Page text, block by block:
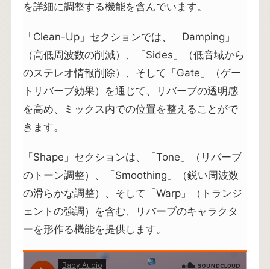
を詳細に調整する機能を含んでいます。
「Clean-Up」セクションでは、「Damping」
（高低周波数の削減）、「Sides」（低音域から
のステレオ情報削除）、そして「Gate」（ゲー
トリバーブ効果）を通じて、リバーブの透明感
を高め、ミックス内での位置を整えることがで
きます。
「Shape」セクションは、「Tone」（リバーブ
のトーン調整）、「Smoothing」（鋭い周波数
の滑らかな調整）、そして「Warp」（トランジ
ェントの強調）を含む、リバーブのキャラクタ
ーを形作る機能を提供します。